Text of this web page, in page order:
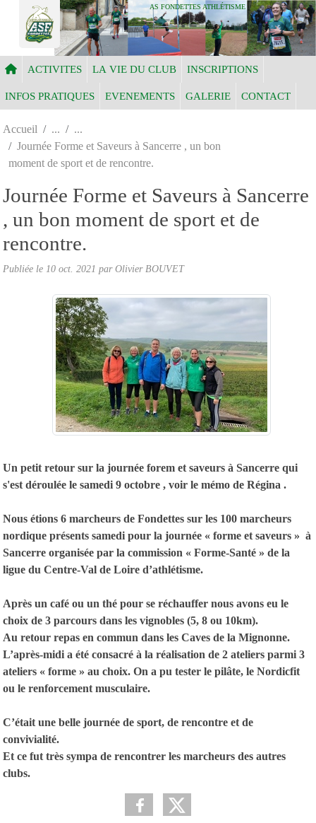
AS FONDETTES ATHLÉTISME
ACTIVITES LA VIE DU CLUB INSCRIPTIONS
INFOS PRATIQUES EVENEMENTS GALERIE CONTACT
Accueil
Journée Forme et Saveurs à Sancerre , un bon
moment de sport et de rencontre.
Journée Forme et Saveurs à Sancerre
, un bon moment de sport et de
rencontre.
Publiée le 10 oct. 2021 par Olivier BOUVET
Un petit retour sur la journée forem et saveurs à Sancerre qui
s'est déroulée le samedi 9 octobre , voir le mémo de Régina .
Nous étions 6 marcheurs de Fondettes sur les 100 marcheurs
nordique présents samedi pour la journée « forme et saveurs » à
Sancerre organisée par la commission « Forme-Santé » de la
ligue du Centre-Val de Loire d’athlétisme.
Après un café ou un thé pour se réchauffer nous avons eu le
choix de 3 parcours dans les vignobles (5, 8 ou 10km).
Au retour repas en commun dans les Caves de la Mignonne.
L’après-midi a été consacré à la réalisation de 2 ateliers parmi 3
ateliers « forme » au choix. On a pu tester le pilâte, le Nordicfit
ou le renforcement musculaire.
C’était une belle journée de sport, de rencontre et de
convivialité.
Et ce fut très sympa de rencontrer les marcheurs des autres
clubs.
Panneau de gestion des cookies